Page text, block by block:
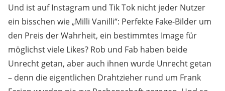
Und ist auf Instagram und Tik Tok nicht jeder Nutzer
ein bisschen wie „Milli Vanilli“: Perfekte Fake-Bilder um
den Preis der Wahrheit, ein bestimmtes Image für
möglichst viele Likes? Rob und Fab haben beide
Unrecht getan, aber auch ihnen wurde Unrecht getan
– denn die eigentlichen Drahtzieher rund um Frank